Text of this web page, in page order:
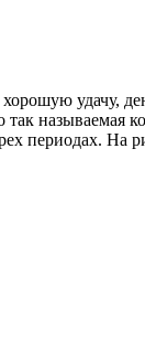
удачу,
называемая
периодах. На